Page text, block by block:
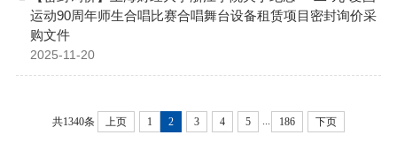
运动90周年师生合唱比赛合唱舞台设备租赁项目密封询价采
购文件
2025-11-20
共1340条 上页 1 2 3 4 5 186 下页